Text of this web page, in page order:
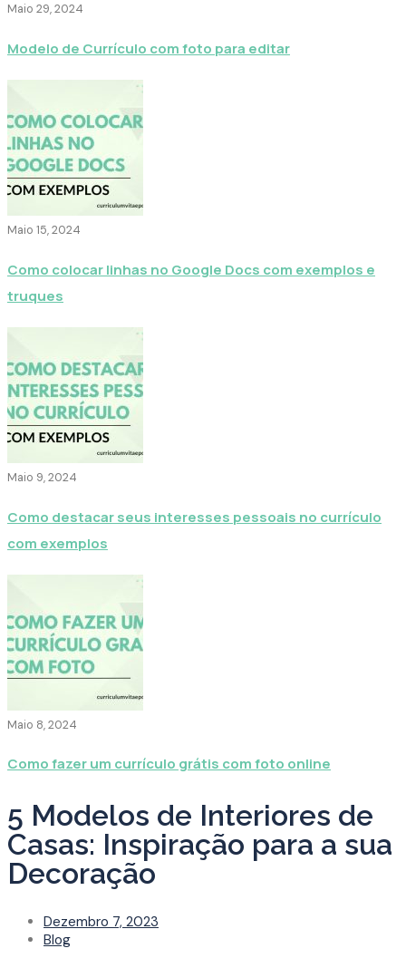
Maio 29, 2024
Modelo de Currículo com foto para editar
Maio 15, 2024
Como colocar linhas no Google Docs com exemplos e
truques
Maio 9, 2024
Como destacar seus interesses pessoais no currículo
com exemplos
Maio 8, 2024
Como fazer um currículo grátis com foto online
5 Modelos de Interiores de
Casas: Inspiração para a sua
Decoração
Dezembro 7, 2023
Blog